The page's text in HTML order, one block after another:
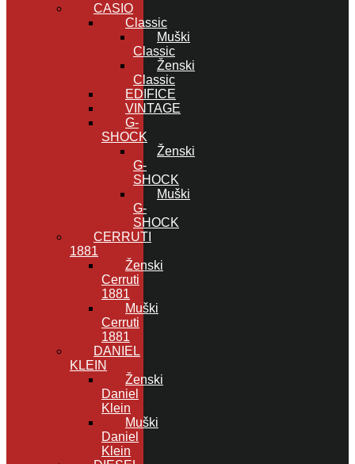
CASIO
Classic
Muški
Classic
Ženski
Classic
EDIFICE
VINTAGE
G-
SHOCK
Ženski
G-
SHOCK
Muški
G-
SHOCK
CERRUTI
1881
Ženski
Cerruti
1881
Muški
Cerruti
1881
DANIEL
KLEIN
Ženski
Daniel
Klein
Muški
Daniel
Klein